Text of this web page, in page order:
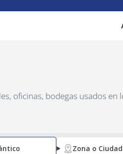
oficinas, bodegas usados
Zona o Ciudad